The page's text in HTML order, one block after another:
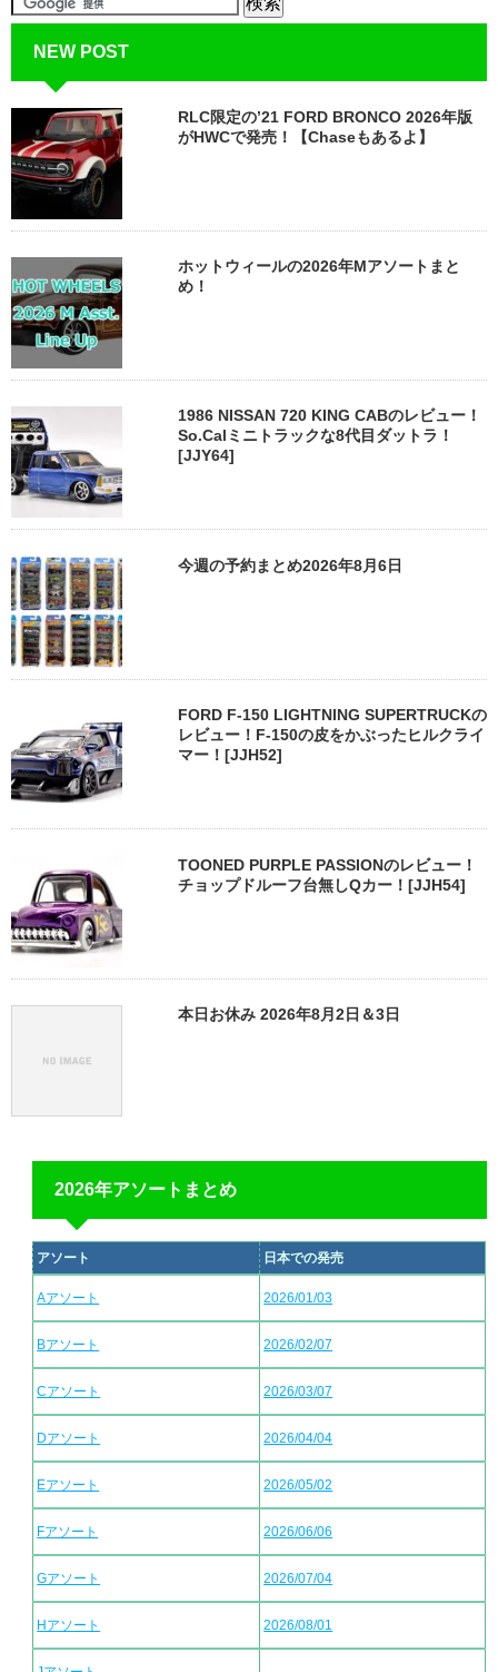
NEW POST
RLC限定の’21 FORD BRONCO 2026年版
がHWCで発売！【Chaseもあるよ】
ホットウィールの2026年Mアソートまと
め！
1986 NISSAN 720 KING CABのレビュー！
So.Calミニトラックな8代目ダットラ！
[JJY64]
今週の予約まとめ2026年8月6日
FORD F-150 LIGHTNING SUPERTRUCKの
レビュー！F-150の皮をかぶったヒルクライ
マー！[JJH52]
TOONED PURPLE PASSIONのレビュー！
チョップドルーフ台無しQカー！[JJH54]
本日お休み 2026年8月2日＆3日
2026年アソートまとめ
アソート 日本での発売
Aアソート 2026/01/03
Bアソート 2026/02/07
Cアソート 2026/03/07
Dアソート 2026/04/04
Eアソート 2026/05/02
Fアソート 2026/06/06
Gアソート 2026/07/04
Hアソート 2026/08/01